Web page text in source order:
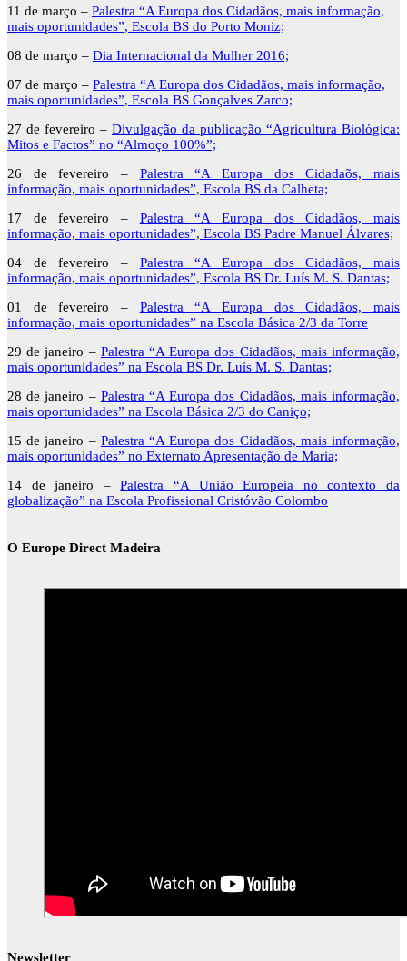
11 de março – Palestra “A Europa dos Cidadãos, mais informação,
mais oportunidades”, Escola BS do Porto Moniz;
08 de março – Dia Internacional da Mulher 2016;
07 de março – Palestra “A Europa dos Cidadãos, mais informação,
mais oportunidades”, Escola BS Gonçalves Zarco;
27 de fevereiro – Divulgação da publicação “Agricultura Biológica:
Mitos e Factos” no “Almoço 100%”;
26 de fevereiro – Palestra “A Europa dos Cidadaõs, mais
informação, mais oportunidades”, Escola BS da Calheta;
17 de fevereiro – Palestra “A Europa dos Cidadãos, mais
informação, mais oportunidades”, Escola BS Padre Manuel Álvares;
04 de fevereiro – Palestra “A Europa dos Cidadãos, mais
informação, mais oportunidades”, Escola BS Dr. Luís M. S. Dantas;
01 de fevereiro – Palestra “A Europa dos Cidadãos, mais
informação, mais oportunidades” na Escola Básica 2/3 da Torre
29 de janeiro – Palestra “A Europa dos Cidadãos, mais informação,
mais oportunidades” na Escola BS Dr. Luís M. S. Dantas;
28 de janeiro – Palestra “A Europa dos Cidadãos, mais informação,
mais oportunidades” na Escola Básica 2/3 do Caniço;
15 de janeiro – Palestra “A Europa dos Cidadãos, mais informação,
mais oportunidades” no Externato Apresentação de Maria;
14 de janeiro –Palestra “A União Europeia no contexto da
globalização” na Escola Profissional Cristóvão Colombo
O Europe Direct Madeira
Newsletter